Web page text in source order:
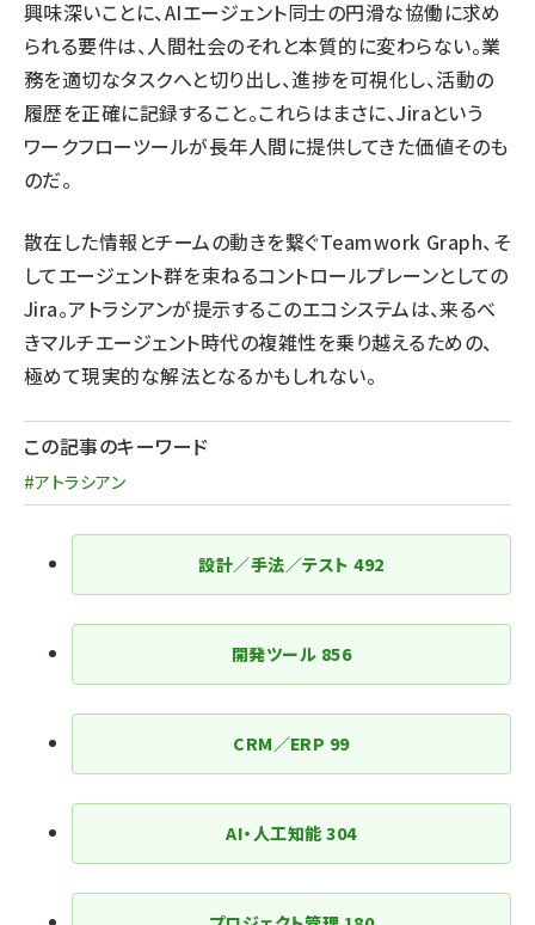
興味深いことに、AIエージェント同士の円滑な協働に求め
られる要件は、人間社会のそれと本質的に変わらない。業
務を適切なタスクへと切り出し、進捗を可視化し、活動の
履歴を正確に記録すること。これらはまさに、Jiraという
ワークフローツールが長年人間に提供してきた価値そのも
のだ。
散在した情報とチームの動きを繋ぐTeamwork Graph、そ
してエージェント群を束ねるコントロールプレーンとしての
Jira。アトラシアンが提示するこのエコシステムは、来るべ
きマルチエージェント時代の複雑性を乗り越えるための、
極めて現実的な解法となるかもしれない。
この記事のキーワード
#アトラシアン
設計／手法／テスト492
開発ツール 856
CRM／ERP 99
AI・人工知能304